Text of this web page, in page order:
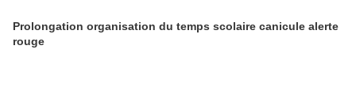
Prolongation organisation du temps scolaire canicule alerte
rouge